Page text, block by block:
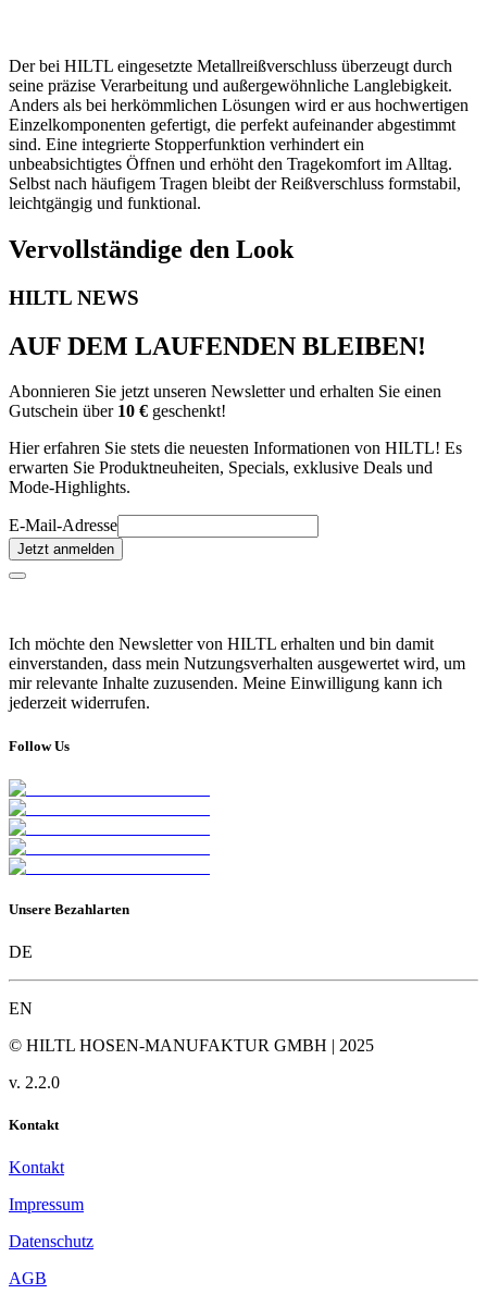
Der bei HILTL eingesetzte Metallreißverschluss überzeugt durch
seine präzise Verarbeitung und außergewöhnliche Langlebigkeit.
Anders als bei herkömmlichen Lösungen wird er aus hochwertigen
Einzelkomponenten gefertigt, die perfekt aufeinander abgestimmt
sind. Eine integrierte Stopperfunktion verhindert ein
unbeabsichtigtes Öffnen und erhöht den Tragekomfort im Alltag.
Selbst nach häufigem Tragen bleibt der Reißverschluss formstabil,
leichtgängig und funktional.
Vervollständige den Look
HILTL NEWS
AUF DEM LAUFENDEN BLEIBEN!
Abonnieren Sie jetzt unseren Newsletter und erhalten Sie einen
Gutschein über 10 € geschenkt!
Hier erfahren Sie stets die neuesten Informationen von HILTL! Es
erwarten Sie Produktneuheiten, Specials, exklusive Deals und
Mode-Highlights.
E-Mail-Adresse
Jetzt anmelden
Ich möchte den Newsletter von HILTL erhalten und bin damit
einverstanden, dass mein Nutzungsverhalten ausgewertet wird, um
mir relevante Inhalte zuzusenden. Meine Einwilligung kann ich
jederzeit widerrufen.
Follow Us
Unsere Bezahlarten
DE
EN
© HILTL HOSEN-MANUFAKTUR GMBH | 2025
v. 2.2.0
Kontakt
Kontakt
Impressum
Datenschutz
AGB